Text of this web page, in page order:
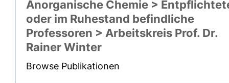
Anorganische Chemie >
oder im Ruhestand befindliche
Professoren > Arbeitskreis Prof. Dr.
Rainer Winter
Browse Publikationen